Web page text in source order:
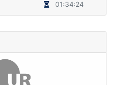
01:34:24